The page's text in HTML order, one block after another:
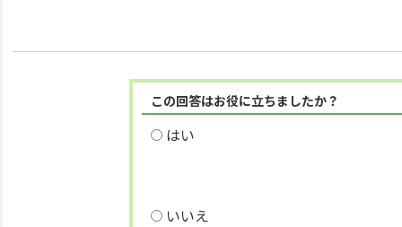
この回答はお役に立ちましたか？
はい
いいえ